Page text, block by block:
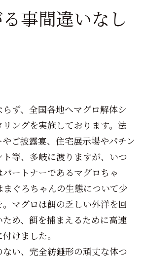
事間違いなし
ず、全国各地へマグロ解体シ
リングを実施しております。法
ご披露宴、住宅展示場やパチン
等、多岐に渡りますが、いつ
ートナーであるマグロちゃ
ろちゃんの生態について少
マグロは餌の乏しい外洋を回
め、餌を捕まえるために高速
けました。
い、完全紡錘形の頑丈な体つ